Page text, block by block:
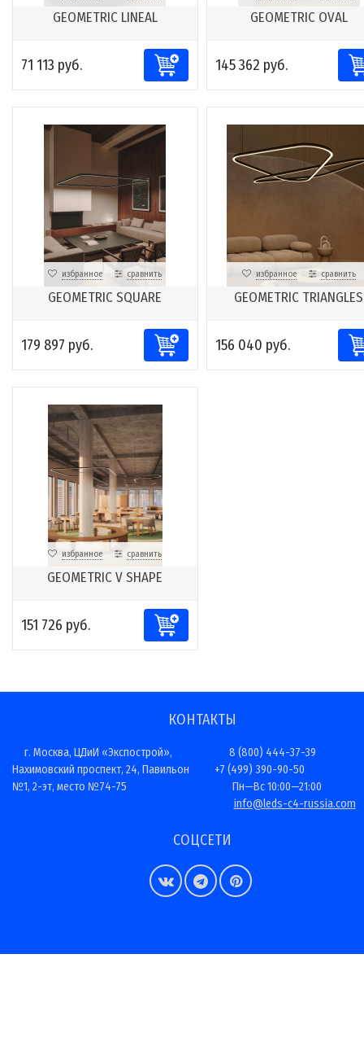
GEOMETRIC LINEAL
71 113 руб.
GEOMETRIC OVAL
145 362 руб.
избранное сравнить
GEOMETRIC SQUARE
179 897 руб.
избранное сравнить
GEOMETRIC TRIANGLES
156 040 руб.
избранное сравнить
GEOMETRIC V SHAPE
151 726 руб.
КОНТАКТЫ
г. Москва, ЦДиИ «Экспострой»,
Нахимовский проспект, 24, Павильон
№1, 2-эт, место №74-75
8 (800) 444-37-39
+7 (499) 390-90-50
Пн—Вс 10:00—21:00
info@leds-c4-russia.com
СОЦСЕТИ